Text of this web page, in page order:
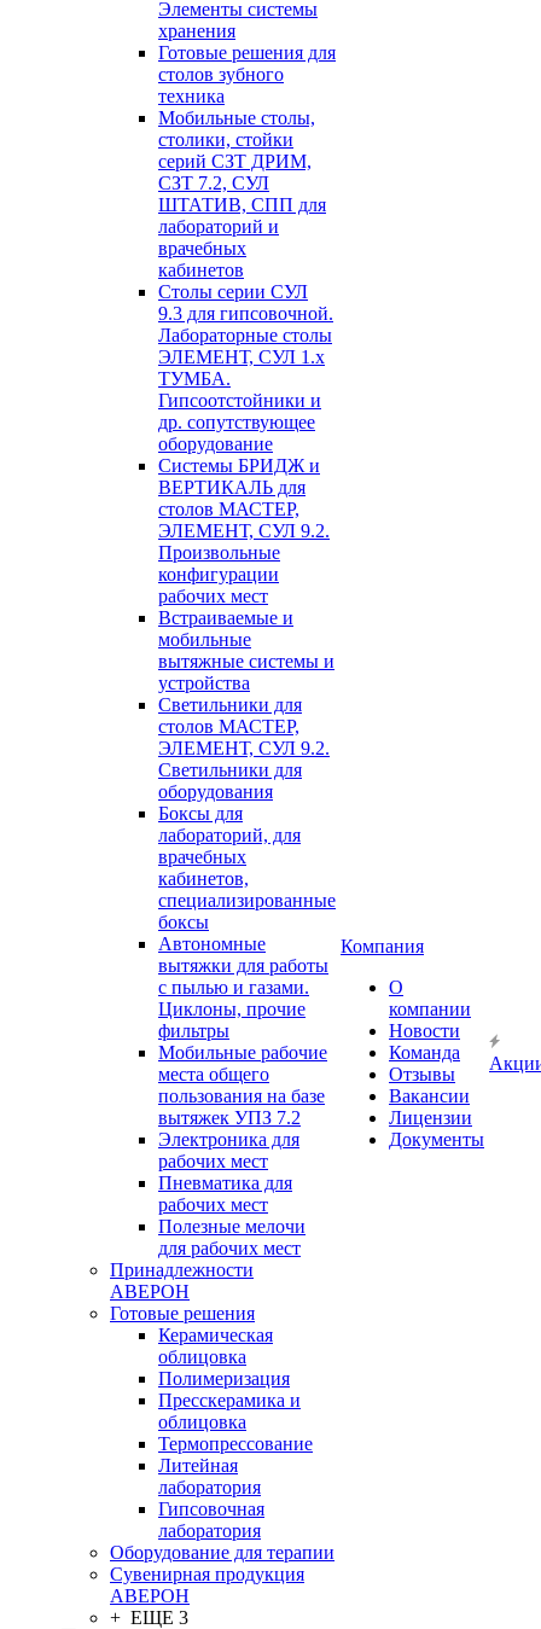
Элементы системы
хранения
Готовые решения для
столов зубного
техника
Мобильные столы,
столики, стойки
серий СЗТ ДРИМ,
СЗТ 7.2, СУЛ
ШТАТИВ, СПП для
лабораторий и
врачебных
кабинетов
Столы серии СУЛ
9.3 для гипсовочной.
Лабораторные столы
ЭЛЕМЕНТ, СУЛ 1.х
ТУМБА.
Гипсоотстойники и
др. сопутствующее
оборудование
Системы БРИДЖ и
ВЕРТИКАЛЬ для
столов МАСТЕР,
ЭЛЕМЕНТ, СУЛ 9.2.
Произвольные
конфигурации
рабочих мест
Встраиваемые и
мобильные
вытяжные системы и
устройства
Светильники для
столов МАСТЕР,
ЭЛЕМЕНТ, СУЛ 9.2.
Светильники для
оборудования
Боксы для
лабораторий, для
врачебных
кабинетов,
специализированные
боксы
Автономные
вытяжки для работы
с пылью и газами.
Циклоны, прочие
фильтры
Мобильные рабочие
места общего
пользования на базе
вытяжек УПЗ 7.2
Электроника для
рабочих мест
Пневматика для
рабочих мест
Полезные мелочи
для рабочих мест
Принадлежности
АВЕРОН
Готовые решения
Керамическая
облицовка
Полимеризация
Пресскерамика и
облицовка
Термопрессование
Литейная
лаборатория
Гипсовочная
лаборатория
Оборудование для терапии
Сувенирная продукция
АВЕРОН
+ ЕЩЕ 3
Компания
О
компании
Новости
Команда
Отзывы
Вакансии
Лицензии
Документы